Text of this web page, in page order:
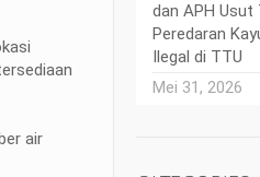
air
dan APH Usut
Peredaran
Ilegal di TTU
Mei 31, 2026